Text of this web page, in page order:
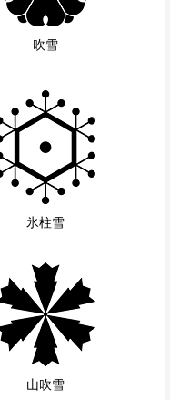
吹雪
氷柱雪
山吹雪